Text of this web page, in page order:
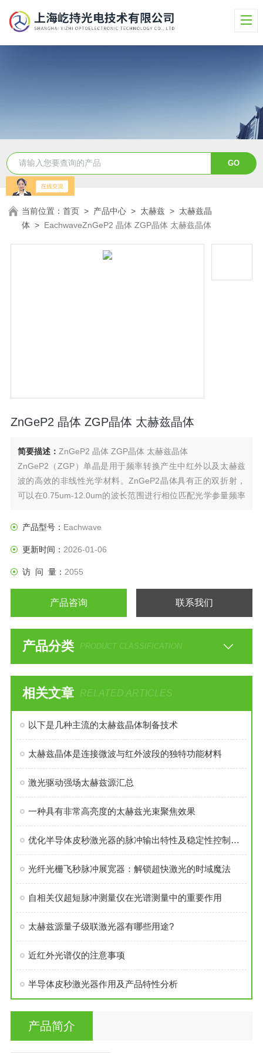
当前位置：首页 > 产品中心 > 太赫兹 > 太赫兹晶
体 > EachwaveZnGeP2 晶体 ZGP晶体 太赫兹晶体
ZnGeP2 晶体 ZGP晶体 太赫兹晶体
简要描述： ZnGeP2 晶体 ZGP晶体 太赫兹晶体
ZnGeP2（ZGP）单晶是用于频率转换产生中红外以及太赫兹
波的高效的非线性光学材料。ZnGeP2晶体具有正的双折射，
可以在0.75um-12.0um的波长范围进行相位匹配光学参量频率
低至 0.04 cm-1的吸收。
产品型号： Eachwave
更新时间： 2026-01-06
访 问 量： 2055
产品咨询 联系我们
产品分类 PRODUCT CLASSIFICATION
相关文章 RELATED ARTICLES
以下是几种主流的太赫兹晶体制备技术
太赫兹晶体是连接微波与红外波段的独特功能材料
激光驱动强场太赫兹源汇总
一种具有非常高亮度的太赫兹光束聚焦效果
优化半导体皮秒激光器的脉冲输出特性及稳定性控制策略
光纤光栅飞秒脉冲展宽器：解锁超快激光的时域魔法
自相关仪超短脉冲测量仪在光谱测量中的重要作用
太赫兹源量子级联激光器有哪些用途?
近红外光谱仪的注意事项
半导体皮秒激光器作用及产品特性分析
产品简介